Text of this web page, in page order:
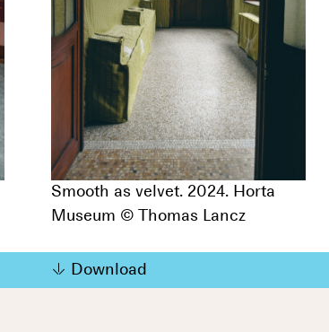
Smooth as velvet. 2024. Horta
Museum © Thomas Lancz
Download